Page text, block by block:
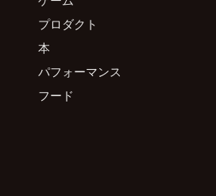
プロダクト
本
パフォーマンス
フード